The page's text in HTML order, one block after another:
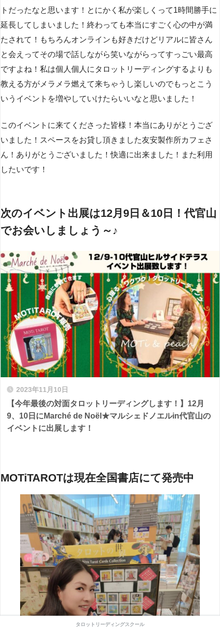
トだったなと思います！とにかく私が楽しくって1時間勝手に
延長してしまいました！終わっても本当にすごく心の中が満
たされて！もちろんオンラインも好きだけどリアルに皆さん
と会えってその場で話しながら笑いながらってすっごい最高
ですよね！私は個人個人にタロットリーディングするよりも
教える方がメラメラ燃えて来ちゃうし楽しいのでもっとこう
いうイベントを増やしていけたらいいなと思いました！
このイベントに来てくださった皆様！本当にありがとうござ
いました！スペースをお貸し頂きました友安製作所カフェさ
ん！ありがとうございました！快適に出来ました！また利用
したいです！
次のイベント出展は12月9日＆10日！代官山
でお会いしましょう～♪
2023年11月10日
【今年最後の対面タロットリーディングします！】12月
9、10日にMarché de Noël★マルシェドノエルin代官山の
イベントに出展します！
MOTiTAROTは現在全国書店にて発売中
タロットリーディングスクール